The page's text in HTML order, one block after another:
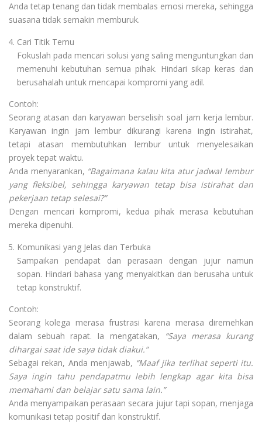
Anda tetap tenang dan tidak membalas emosi mereka, sehingga
suasana tidak semakin memburuk.
Cari Titik Temu
Fokuslah pada mencari solusi yang saling menguntungkan dan
memenuhi kebutuhan semua pihak. Hindari sikap keras dan
berusahalah untuk mencapai kompromi yang adil.
Contoh:
Seorang atasan dan karyawan berselisih soal jam kerja lembur.
Karyawan ingin jam lembur dikurangi karena ingin istirahat,
tetapi atasan membutuhkan lembur untuk menyelesaikan
proyek tepat waktu.
Anda menyarankan, “Bagaimana kalau kita atur jadwal lembur
yang fleksibel, sehingga karyawan tetap bisa istirahat dan
pekerjaan tetap selesai?”
Dengan mencari kompromi, kedua pihak merasa kebutuhan
mereka dipenuhi.
Komunikasi yang Jelas dan Terbuka
Sampaikan pendapat dan perasaan dengan jujur namun
sopan. Hindari bahasa yang menyakitkan dan berusaha untuk
tetap konstruktif.
Contoh:
Seorang kolega merasa frustrasi karena merasa diremehkan
dalam sebuah rapat. Ia mengatakan,
“Saya merasa kurang
dihargai saat ide saya tidak diakui.”
Sebagai rekan, Anda menjawab, “Maaf jika terlihat seperti itu.
Saya ingin tahu pendapatmu lebih lengkap agar kita bisa
memahami dan belajar satu sama lain.”
Anda menyampaikan perasaan secara jujur tapi sopan, menjaga
komunikasi tetap positif dan konstruktif.